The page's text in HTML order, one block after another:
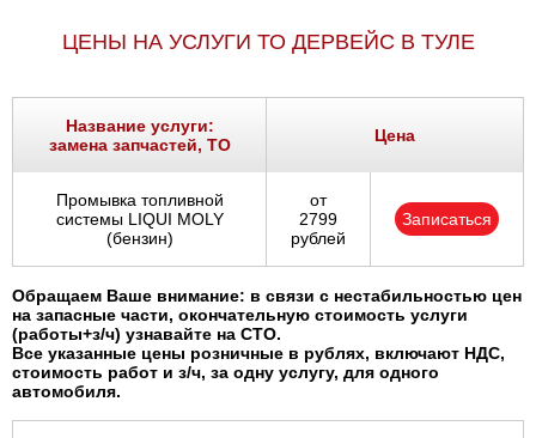
ЦЕНЫ НА УСЛУГИ ТО ДЕРВЕЙС В ТУЛЕ
Название услуги:
замена запчастей, ТО
Цена
Промывка топливной
системы LIQUI MOLY
(бензин)
от
2799
рублей
Записаться
Обращаем Ваше внимание: в связи с нестабильностью цен
на запасные части, окончательную стоимость услуги
(работы+з/ч) узнавайте на СТО.
Все указанные цены розничные в рублях, включают НДС,
стоимость работ и з/ч, за одну услугу, для одного
автомобиля.